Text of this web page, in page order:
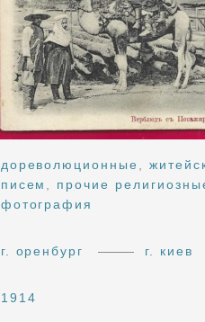
дореволюционные ,
писем , прочие
фотография
г. оренбург г. киев
1914